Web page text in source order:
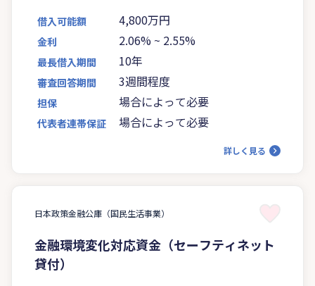
借入可能額 4,800万円
金利 2.06% ~ 2.55%
最長借入期間 10年
審査回答期間 3週間程度
担保 場合によって必要
代表者連帯保証 場合によって必要
詳しく見る
日本政策金融公庫（国民生活事業）
金融環境変化対応資金（セーフティネット
貸付）